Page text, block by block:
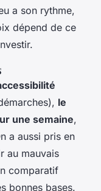
a son rythme,
dépend de ce
le
une semaine,
a aussi pris en
au mauvais
comparatif
bonnes bases.